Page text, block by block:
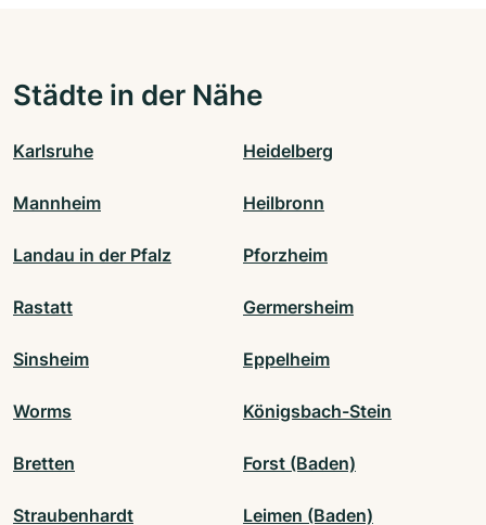
Städte in der Nähe
Karlsruhe Heidelberg
Mannheim Heilbronn
Landau in der Pfalz Pforzheim
Rastatt Germersheim
Sinsheim Eppelheim
Worms Königsbach-Stein
Bretten Forst (Baden)
Straubenhardt Leimen (Baden)